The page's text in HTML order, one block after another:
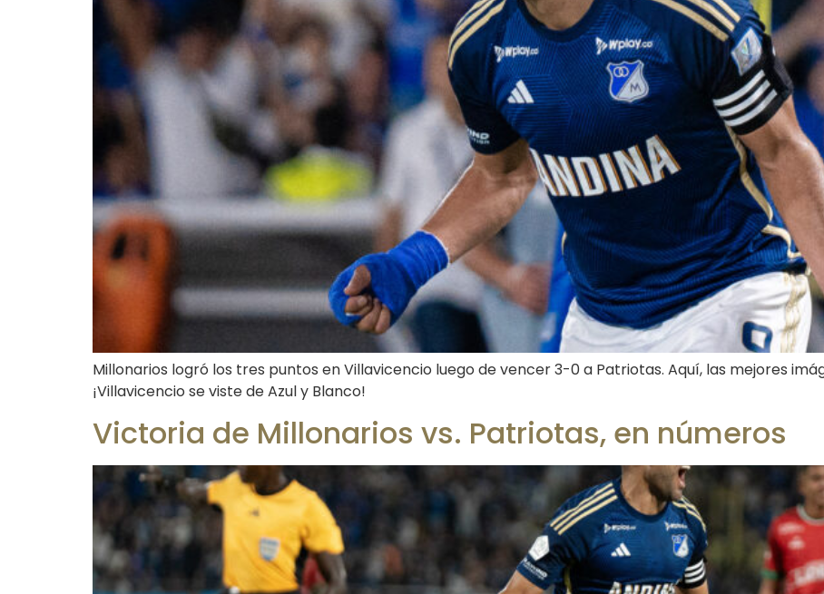
Millonarios logró los tres puntos en Villavicencio luego de vencer 3-0 a Patriotas. Aquí, las mejores
¡Villavicencio se viste de Azul y Blanco!
Victoria de Millonarios vs. Patriotas, en números